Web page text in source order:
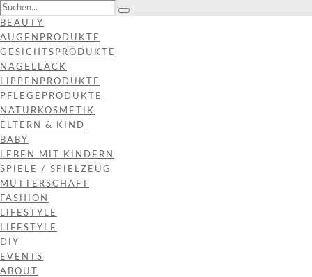
BEAUTY
AUGENPRODUKTE
GESICHTSPRODUKTE
NAGELLACK
LIPPENPRODUKTE
PFLEGEPRODUKTE
NATURKOSMETIK
ELTERN & KIND
BABY
LEBEN MIT KINDERN
SPIELE / SPIELZEUG
MUTTERSCHAFT
FASHION
LIFESTYLE
LIFESTYLE
DIY
EVENTS
ABOUT